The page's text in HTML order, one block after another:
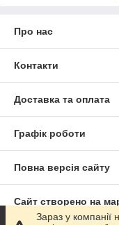
Про нас
Контакти
Доставка та оплата
Графік роботи
Повна версія сайту
Сайт створено на
Зараз у компанії